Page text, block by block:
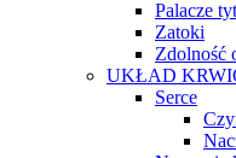
Palacze
Zatoki
Zdolność
UKŁAD
Serce